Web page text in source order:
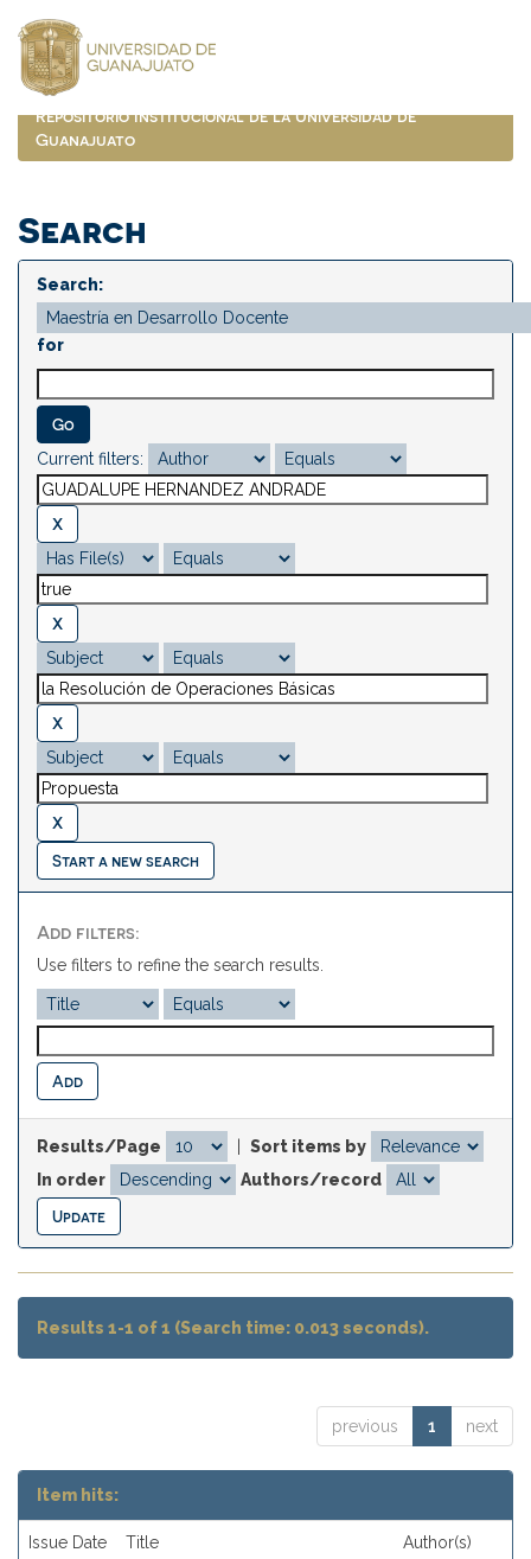
navigation
Repositorio Institucional de la Universidad de
Guanajuato
Search
Search:
for
Current filters:
Start a new search
Add filters:
Use filters to refine the search results.
Results/Page
Sort items by
In order
Authors/record
Results 1-1 of 1 (Search time: 0.013 seconds).
previous 1 next
Item hits:
Issue Date Title Author(s)